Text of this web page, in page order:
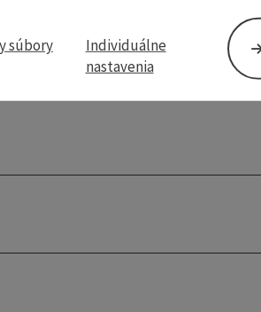
súbory
Individuálne
nastavenia